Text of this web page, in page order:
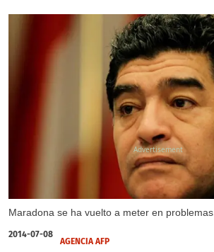
Maradona se ha vuelto a meter en problemas.
2014-07-08
AGENCIA AFP